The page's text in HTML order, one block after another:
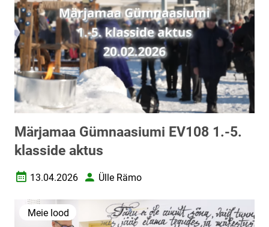
Märjamaa Gümnaasiumi EV108 1.-5.
klasside aktus
Loomise kuupäev
13.04.2026 AutorÜlle Rämo
Meie lood